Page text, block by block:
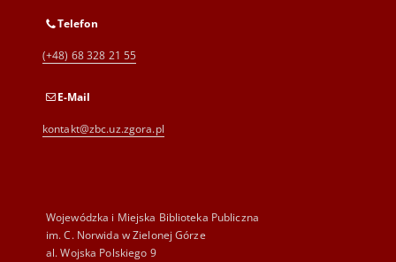
Telefon
(+48) 68 328 21 55
E-Mail
kontakt@zbc.uz.zgora.pl
Wojewódzka i Miejska Biblioteka Publiczna
im. C. Norwida w Zielonej Górze
al. Wojska Polskiego 9